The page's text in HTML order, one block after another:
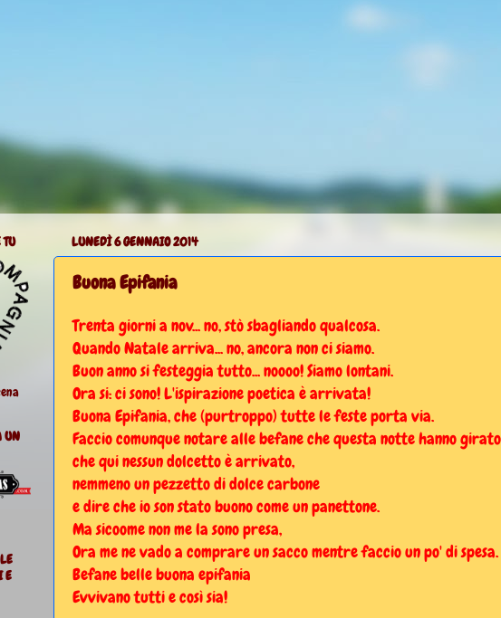
LUNEDÌ 6 GENNAIO 2014
Buona Epifania
Trenta giorni a nov... no, stò sbagliando qualcosa.
Quando Natale arriva... no, ancora non ci siamo.
Buon anno si festeggia tutto... noooo! Siamo lontani.
Ora si: ci sono! L'ispirazione poetica è arrivata!
Buona Epifania, che (purtroppo) tutte le feste porta via.
Faccio comunque notare alle befane che questa notte hanno
che qui nessun dolcetto è arrivato,
nemmeno un pezzetto di dolce carbone
e dire che io son stato buono come un panettone.
Ma sicoome non me la sono presa,
Ora me ne vado a comprare un sacco mentre faccio un po' di spesa.
Befane belle buona epifania
Evvivano tutti e così sia!
TU
UN
E